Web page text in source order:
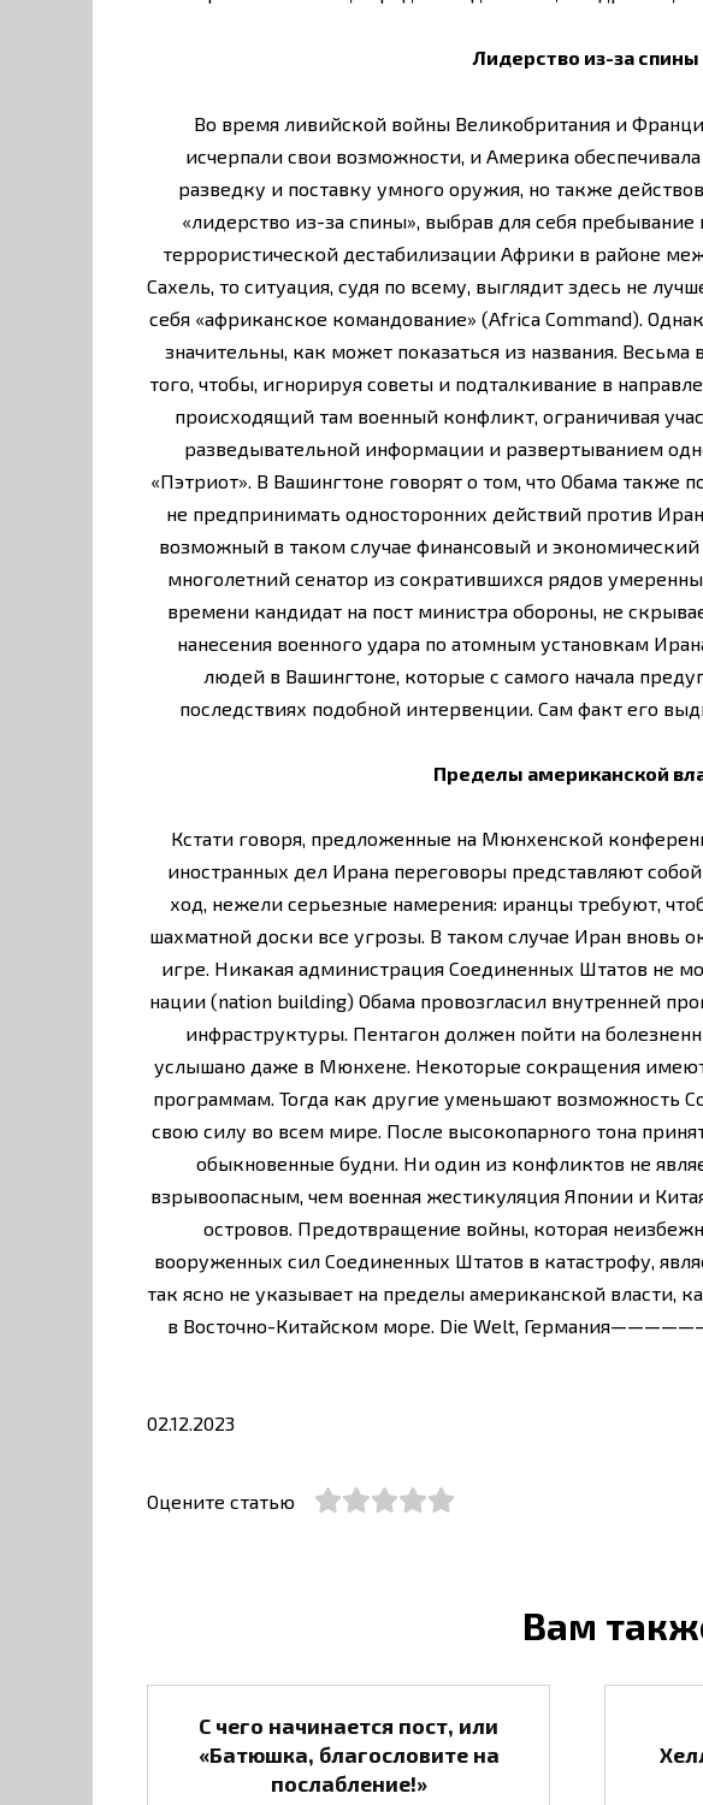
Лидерство из-за спины
Во время ливийской войны Великобритания и
исчерпали свои возможности, и Америка обеспечивала
разведку и поставку умного оружия, но также
«лидерство из-за спины», выбрав для себя
террористической дестабилизации Африки в районе
Сахель, то ситуация, судя по всему, выглядит здесь не
себя «африканское командование» (Africa Command).
значительны, как может показаться из названия.
того, чтобы, игнорируя советы и подталкивание в
происходящий там военный конфликт, ограничивая
разведывательной информации и развертыванием
«Пэтриот». В Вашингтоне говорят о том, что Обама также
не предпринимать односторонних действий против
возможный в таком случае финансовый и экономический
многолетний сенатор из сократившихся рядов
времени кандидат на пост министра обороны, не
нанесения военного удара по атомным установкам
людей в Вашингтоне, которые с самого начала
последствиях подобной интервенции. Сам факт его
Пределы американской
Кстати говоря, предложенные на Мюнхенской
иностранных дел Ирана переговоры представляют
ход, нежели серьезные намерения: иранцы требуют,
шахматной доски все угрозы. В таком случае Иран вновь
игре. Никакая администрация Соединенных Штатов не
нации (nation building) Обама провозгласил внутренней
инфраструктуры. Пентагон должен пойти на
услышано даже в Мюнхене. Некоторые сокращения
программам. Тогда как другие уменьшают возможность
свою силу во всем мире. После высокопарного тона
обыкновенные будни. Ни один из конфликтов не
взрывоопасным, чем военная жестикуляция Японии и
островов. Предотвращение войны, которая
вооруженных сил Соединенных Штатов в катастрофу,
так ясно не указывает на пределы американской власти,
в Восточно-Китайском море. Die Welt,
02.12.2023
Оцените статью
Вам
С чего начинается пост, или
«Батюшка, благословите на
послабление!»